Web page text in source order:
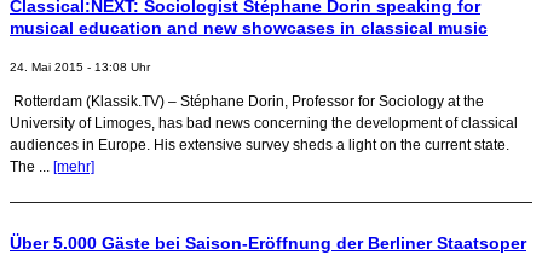
Classical:NEXT: Sociologist Stéphane Dorin speaking for
musical education and new showcases in classical music
24. Mai 2015 - 13:08 Uhr
Rotterdam (Klassik.TV) – Stéphane Dorin, Professor for Sociology at the
University of Limoges, has bad news concerning the development of classical
audiences in Europe. His extensive survey sheds a light on the current state.
The ... [mehr]
Über 5.000 Gäste bei Saison-Eröffnung der Berliner Staatsoper